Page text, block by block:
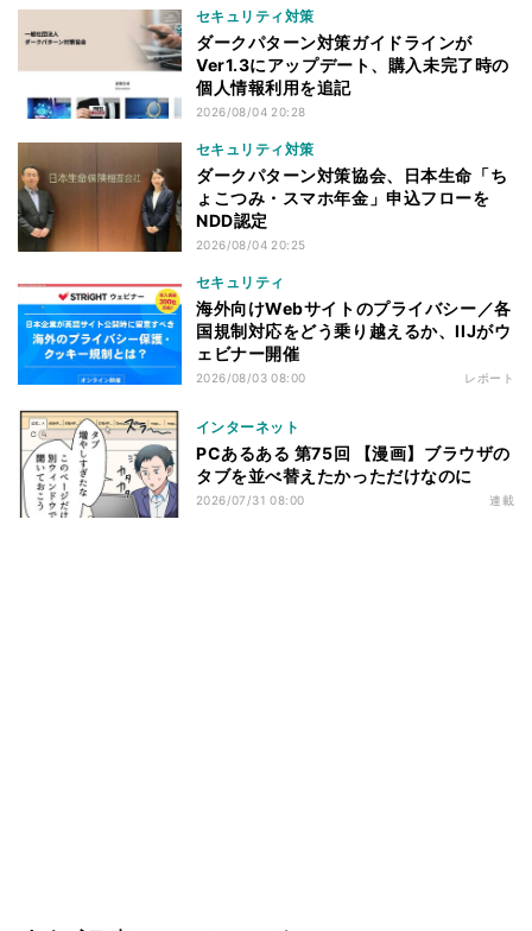
セキュリティ対策
ダークパターン対策ガイドラインが
Ver1.3にアップデート、購入未完了時の
個人情報利用を追記
2026/08/04 20:28
セキュリティ対策
ダークパターン対策協会、日本生命「ち
ょこつみ・スマホ年金」申込フローを
NDD認定
2026/08/04 20:25
セキュリティ
海外向けWebサイトのプライバシー／各
国規制対応をどう乗り越えるか、IIJがウ
ェビナー開催
2026/08/03 08:00 レポート
インターネット
PCあるある 第75回 【漫画】ブラウザの
タブを並べ替えたかっただけなのに
2026/07/31 08:00 連載